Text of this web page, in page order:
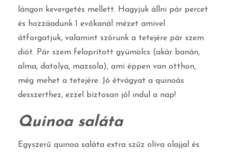
lángon kevergetés mellett. Hagyjuk állni pár percet
és hozzáadunk 1 evőkanál mézet amivel
átforgatjuk, valamint szórunk a tetejére pár szem
diót. Pár szem felaprított gyümölcs (akár banán,
alma, datolya, mazsola), ami éppen van otthon,
még mehet a tetejére. Jó étvágyat a quinoás
desszerthez, ezzel biztosan jól indul a nap!
Quinoa saláta
Egyszerű quinoa saláta extra szűz olíva olajjal és